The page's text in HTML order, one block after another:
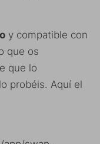
y compatible con
que os
que lo
probéis. Aquí el